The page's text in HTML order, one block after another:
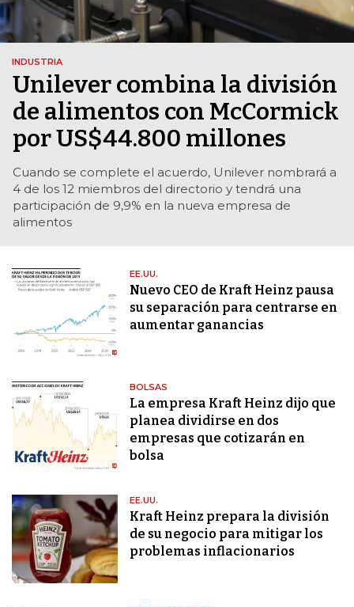
INDUSTRIA
Unilever combina la división
de alimentos con McCormick
por US$44.800 millones
Cuando se complete el acuerdo, Unilever nombrará a
4 de los 12 miembros del directorio y tendrá una
participación de 9,9% en la nueva empresa de
alimentos
EE.UU.
Nuevo CEO de Kraft Heinz pausa
su separación para centrarse en
aumentar ganancias
BOLSAS
La empresa Kraft Heinz dijo que
planea dividirse en dos
empresas que cotizarán en
bolsa
EE.UU.
Kraft Heinz prepara la división
de su negocio para mitigar los
problemas inflacionarios